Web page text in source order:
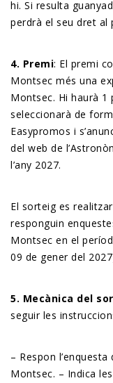
hi. Si resulta
perdrà el seu dret al
4. Premi: El premi
Montsec més una
Montsec. Hi haurà 1
seleccionarà de
Easypromos i
del web de
l’any 2027.
El sorteig es
responguin
Montsec en el
09 de gener del
5. Mecànica del
seguir les
– Respon
Montsec. – Indica